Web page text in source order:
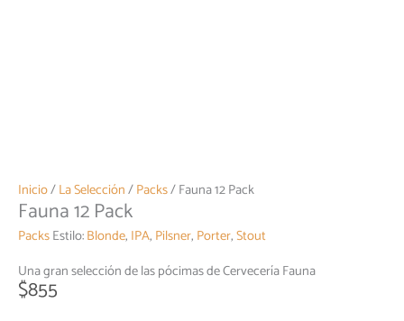
Inicio/La Selección/Packs/ Fauna 12 Pack
Fauna 12 Pack
PacksEstilo:Blonde, IPA, Pilsner, Porter,Stout
Una gran selección de las pócimas de Cervecería Fauna
$855